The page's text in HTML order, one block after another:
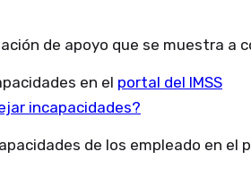
de apoyo que se muestra a
en el portal del IMSS
incapacidades?
de los empleado en el